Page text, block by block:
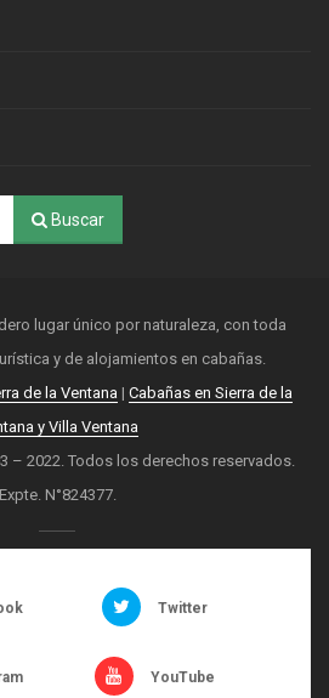
Buscar
lugar único por naturaleza, con toda
y de alojamientos en cabañas.
de la Ventana | Cabañas en Sierra de la
y Villa Ventana
– 2022. Todos los derechos reservados.
Expte. N°824377.
Twitter
YouTube